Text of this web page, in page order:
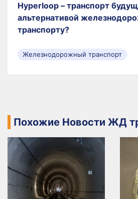
Hyperloop – транспорт
альтернативой
транспорту?
Железнодорожный транспорт
Похожие Новости ЖД